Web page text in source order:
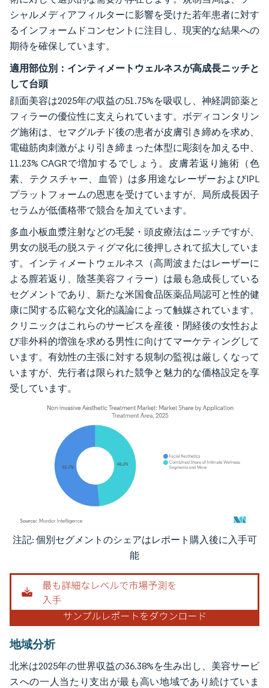
シャルメディアフィルターに影響を受けた若年患者に対す
るインフォームドコンセントに注目し、現実的な結果への
期待を確保しています。
適用部位別：インティメートウェルネスが高成長ニッチと
して台頭
顔面美容は2025年の収益の51.75%を吸収し、神経調節薬と
フィラーの優位性に支えられています。ボディコンタリン
グ施術は、セマグルチド後の患者が皮膚引き締めを求め、
電磁筋肉刺激がより引き締まった体型に彫刻を加える中、
11.23% CAGRで増加するでしょう。皮膚若返り施術（色
素、テクスチャー、血管）は多用途なレーザーおよびIPL
プラットフォームの恩恵を受けていますが、局所成長因子
セラムが低価格帯で競合を加えています。
多血小板血漿注射などの毛髪・頭皮療法はニッチですが、
男女の脱毛の脱スティグマ化に後押しされて拡大していま
す。インティメートウェルネス（高周波またはレーザーに
よる膣若返り、陰茎美容フィラー）は最も急成長している
セグメントであり、新たな米国食品医薬品局認可と性的健
康に関する広範な文化的議論によって触媒されています。
クリニックはこれらのサービスを産後・閉経後の女性およ
び非外科的増強を求める男性に向けてマーケティングして
います。有効性の主張に対する規制の監視は厳しくなって
いますが、先行者は限られた競争と魅力的な価格設定を享
受しています。
画像 © Mordor Intelligence。再利用にはCC BY 4.0の表示が必要です。
注記: 個別セグメントのシェアはレポート購入後に入手可
能
地域分析
北米は2025年の世界収益の36.38%を生み出し、美容サービ
スへの一人当たり支出が最も高い地域であり続けていま